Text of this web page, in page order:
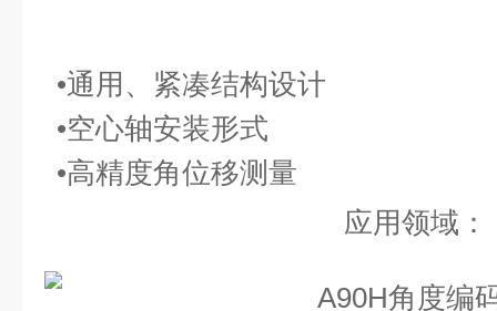
•通用、紧凑结构设计
•空心轴安装形式
•高精度角位移测量
应用领域：